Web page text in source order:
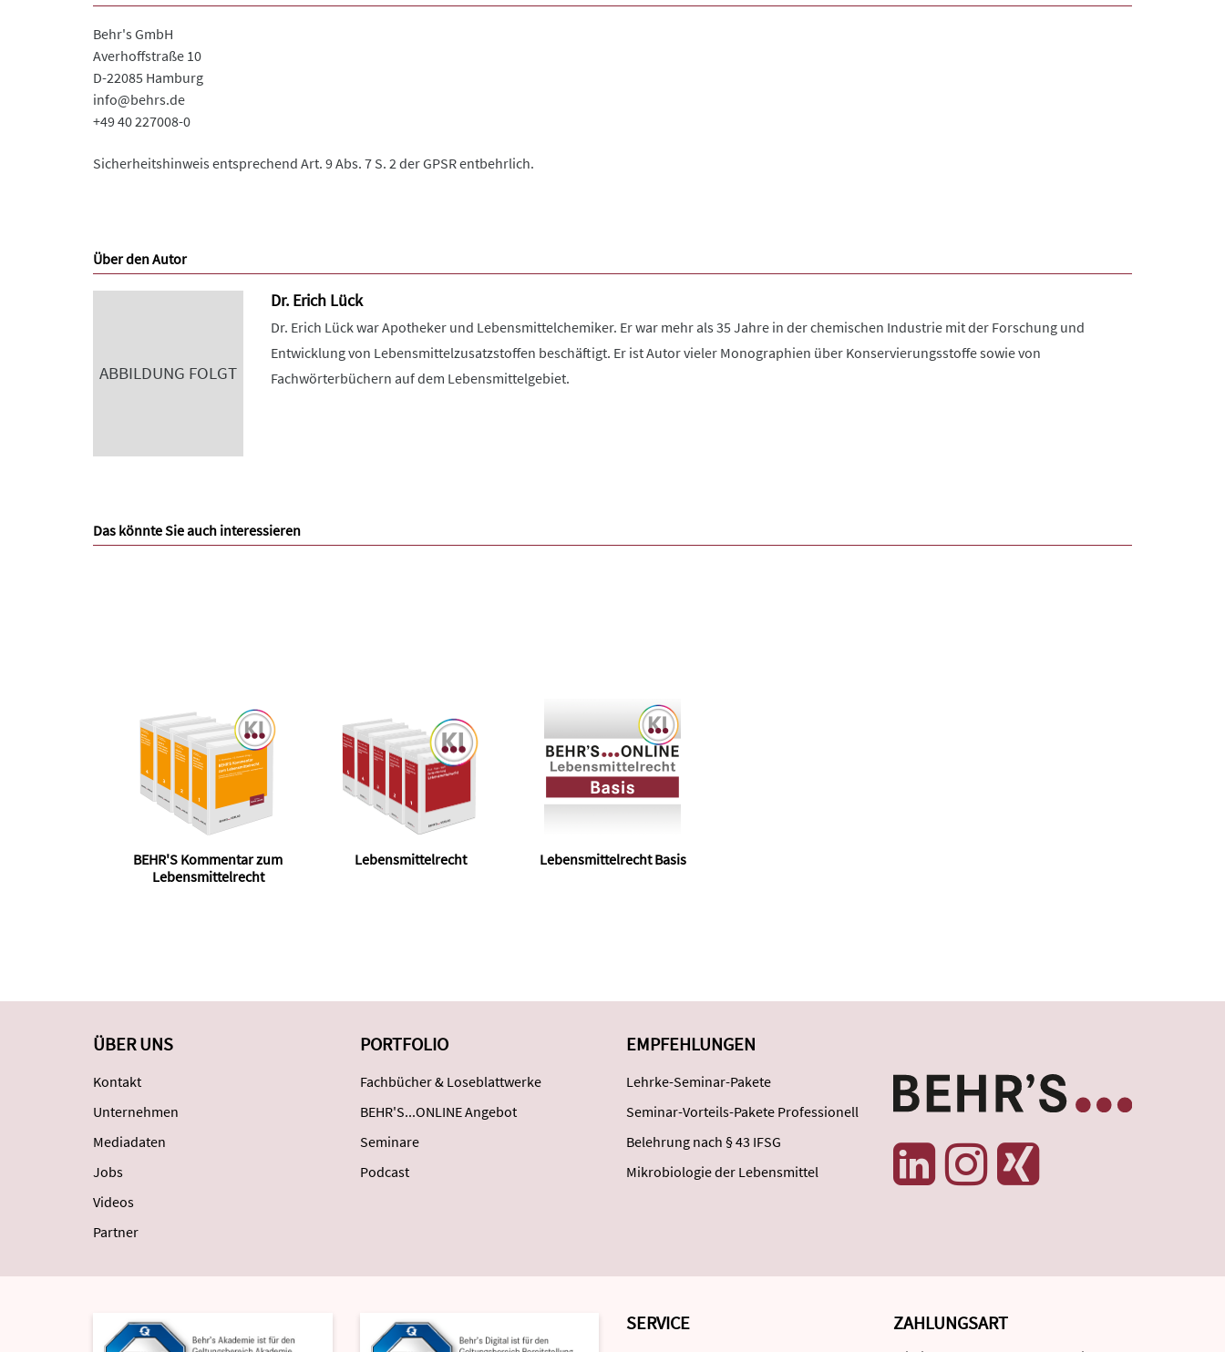
Behr's GmbH
Averhoffstraße 10
D-22085 Hamburg
info@behrs.de
+49 40 227008-0
Sicherheitshinweis entsprechend Art. 9 Abs. 7 S. 2 der GPSR entbehrlich.
Über den Autor
ABBILDUNG FOLGT
Dr. Erich Lück
Dr. Erich Lück war Apotheker und Lebensmittelchemiker. Er war mehr als 35 Jahre in der chemischen Industrie mit der Forschung und
Entwicklung von Lebensmittelzusatzstoffen beschäftigt. Er ist Autor vieler Monographien über Konservierungsstoffe sowie von
Fachwörterbüchern auf dem Lebensmittelgebiet.
Das könnte Sie auch interessieren
BEHR'S Kommentar zum
Lebensmittelrecht
Lebensmittelrecht Lebensmittelrecht Basis
ÜBER UNS
Kontakt
Unternehmen
Mediadaten
Jobs
Videos
Partner
PORTFOLIO
Fachbücher & Loseblattwerke
BEHR'S...ONLINE Angebot
Seminare
Podcast
EMPFEHLUNGEN
Lehrke-Seminar-Pakete
Seminar-Vorteils-Pakete Professionell
Belehrung nach § 43 IFSG
Mikrobiologie der Lebensmittel
SERVICE ZAHLUNGSART